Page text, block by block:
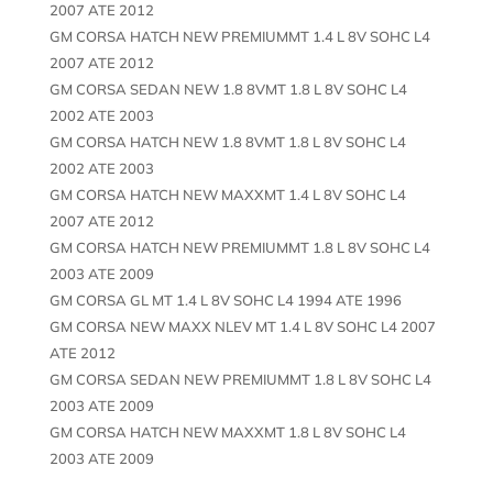
2007 ATE 2012
GM CORSA HATCH NEW PREMIUMMT 1.4 L 8V SOHC L4
2007 ATE 2012
GM CORSA SEDAN NEW 1.8 8VMT 1.8 L 8V SOHC L4
2002 ATE 2003
GM CORSA HATCH NEW 1.8 8VMT 1.8 L 8V SOHC L4
2002 ATE 2003
GM CORSA HATCH NEW MAXXMT 1.4 L 8V SOHC L4
2007 ATE 2012
GM CORSA HATCH NEW PREMIUMMT 1.8 L 8V SOHC L4
2003 ATE 2009
GM CORSA GL MT 1.4 L 8V SOHC L4 1994 ATE 1996
GM CORSA NEW MAXX NLEV MT 1.4 L 8V SOHC L4 2007
ATE 2012
GM CORSA SEDAN NEW PREMIUMMT 1.8 L 8V SOHC L4
2003 ATE 2009
GM CORSA HATCH NEW MAXXMT 1.8 L 8V SOHC L4
2003 ATE 2009